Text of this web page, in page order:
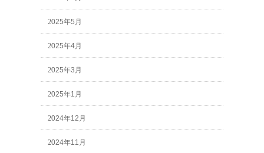
2025年5月
2025年4月
2025年3月
2025年1月
2024年12月
2024年11月